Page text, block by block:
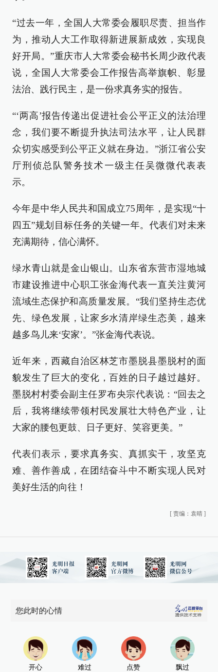
“过去一年，全国人大常委会履职尽责、担当作
为，推动人大工作取得新进展新成效，实现良
好开局。”重庆市人大常委会秘书长周少政代表
说，全国人大常委会工作报告高举旗帜、彰显
法治、践行民主，是一份求真务实的报告。
“‘两高’报告传递出促进社会公平正义的法治理
念，我们要不断提升执法司法水平，让人民群
众切实感受到公平正义就在身边。”浙江省公安
厅刑侦总队警务技术一级主任吴微微代表表
示。
今年是中华人民共和国成立75周年，是实现“十
四五”规划目标任务的关键一年。代表们对未来
充满期待，信心满怀。
绿水青山就是金山银山。山东省东营市湿地城
市建设推进中心职工张金海代表一直关注黄河
流域生态保护和高质量发展。“我们坚持生态优
先、绿色发展，让家乡水清岸绿生态美，越来
越多鸟儿来‘安家’。”张金海代表说。
近年来，西藏自治区林芝市墨脱县墨脱村的面
貌发生了巨大的变化，百姓的日子越过越好。
墨脱村村委会副主任罗布央宗代表说：“回去之
后，我将继续带领村民发展壮大特色产业，让
大家的腰包更鼓、日子更好、笑容更美。”
代表们表示，要求真务实、真抓实干，攻坚克
难、善作善成，在团结奋斗中不断实现人民对
美好生活的向往！
[ 责编：袁晴 ]
您此时的心情
开心 难过 点赞 飘过